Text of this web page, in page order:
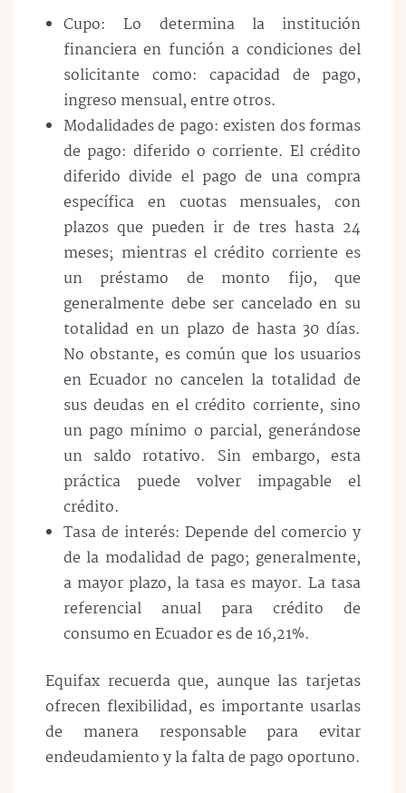
Cupo: Lo determina la institución
financiera en función a condiciones del
solicitante como: capacidad de pago,
ingreso mensual, entre otros.
Modalidades de pago: existen dos formas
de pago: diferido o corriente. El crédito
diferido divide el pago de una compra
específica en cuotas mensuales, con
plazos que pueden ir de tres hasta 24
meses; mientras el crédito corriente es
un préstamo de monto fijo, que
generalmente debe ser cancelado en su
totalidad en un plazo de hasta 30 días.
No obstante, es común que los usuarios
en Ecuador no cancelen la totalidad de
sus deudas en el crédito corriente, sino
un pago mínimo o parcial, generándose
un saldo rotativo. Sin embargo, esta
práctica puede volver impagable el
crédito.
Tasa de interés: Depende del comercio y
de la modalidad de pago; generalmente,
a mayor plazo, la tasa es mayor. La tasa
referencial anual para crédito de
consumo en Ecuador es de 16,21%.
Equifax recuerda que, aunque las tarjetas
ofrecen flexibilidad, es importante usarlas
de manera responsable para evitar
endeudamiento y la falta de pago oportuno.